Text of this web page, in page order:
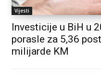
Vijesti
Investicije u BiH u
porasle za 5,36
milijarde KM